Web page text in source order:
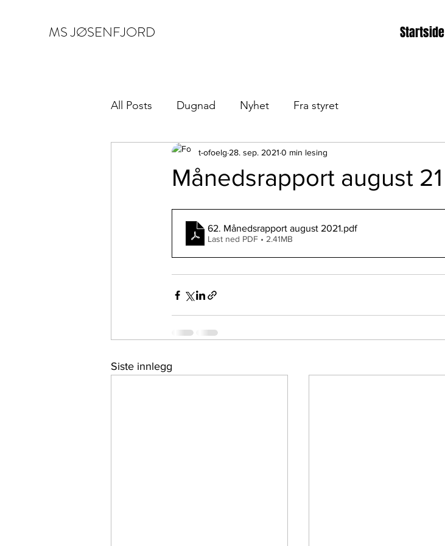
MS JØSENFJORD Startside
All Posts Dugnad Nyhet Fra styret
Månedsrapport august 21
t-ofoelg 28. sep. 2021 0 min lesing
62. Månedsrapport august 2021.pdf
Last ned PDF • 2.41MB
Siste innlegg